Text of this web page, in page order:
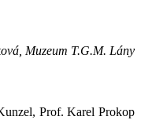
Muzeum T.G.M. Lány
Prof. Karel Prokop